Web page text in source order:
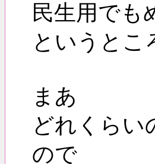
民生用でも
というとこ
まあ
どれくらい
ので